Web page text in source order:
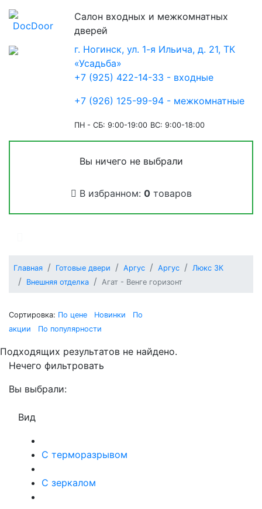
Салон входных и межкомнатных
дверей
г. Ногинск, ул. 1-я Ильича, д. 21, ТК
«Усадьба»
+7 (925) 422-14-33 - входные
+7 (926) 125-99-94 - межкомнатные
ПН - СБ: 9:00-19:00 ВС: 9:00-18:00
Вы ничего не выбрали
В избранном: 0товаров
Главная Готовые двери Аргус Аргус
Люкс 3К
Внешняя отделка
Агат - Венге горизонт
Сортировка: По цене Новинки
По
акции
По популярности
Подходящих результатов не найдено.
Нечего фильтровать
Вы выбрали:
Вид
С терморазрывом
С зеркалом